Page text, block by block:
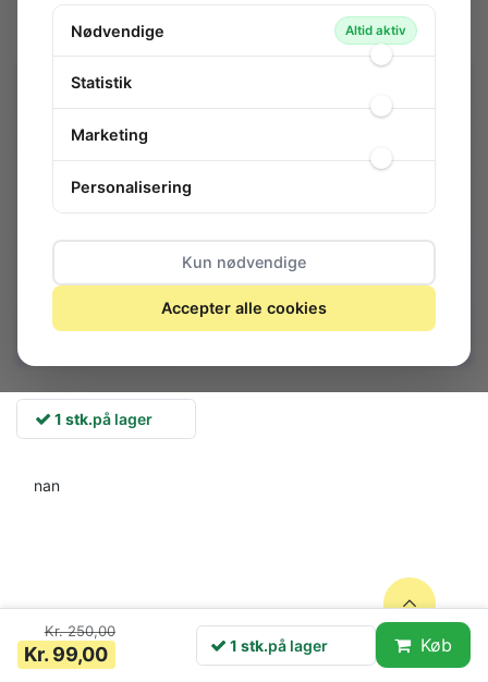
121-486 / STK4392
1 stk.på lager
nan
Kr. 250,00
Kr. 99,00 1 stk.på lager Køb
Nødvendige Altid aktiv
Statistik
Marketing
Personalisering
Kun nødvendige
Accepter alle cookies